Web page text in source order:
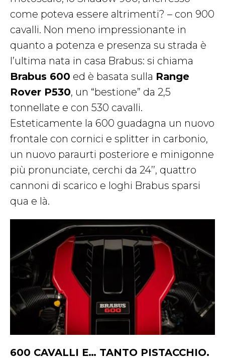
come poteva essere altrimenti? – con 900
cavalli. Non meno impressionante in
quanto a potenza e presenza su strada è
l’ultima nata in casa Brabus: si chiama
Brabus 600 ed è basata sulla Range
Rover P530, un “bestione” da 2,5
tonnellate e con 530 cavalli.
Esteticamente la 600 guadagna un nuovo
frontale con cornici e splitter in carbonio,
un nuovo paraurti posteriore e minigonne
più pronunciate, cerchi da 24’’, quattro
cannoni di scarico e loghi Brabus sparsi
qua e là.
600 CAVALLI E… TANTO PISTACCHIO.